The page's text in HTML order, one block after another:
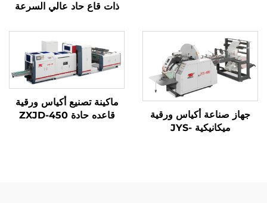
ذات قاع حاد عالي السرعة
JYD-400/650/850
جهاز صناعة أكياس ورقية
ميكانيكية JYS-
ماكينة تصنيع أكياس ورقية
قاعده حادة ZXJD-450